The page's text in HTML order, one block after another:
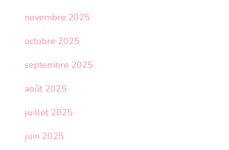
novembre 2025
octobre 2025
septembre 2025
août 2025
juillet 2025
juin 2025